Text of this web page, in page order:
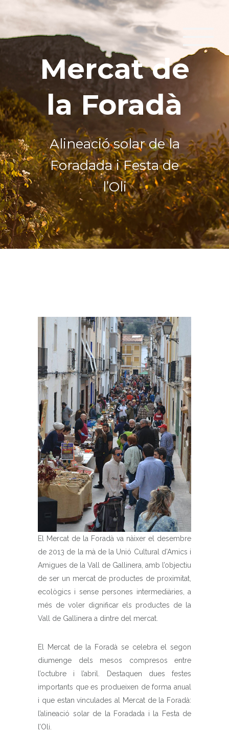
Mercat de
la Foradà
Alineació solar de la
Foradada i Festa de
l’Oli
El Mercat de la Foradà va nàixer el desembre
de 2013 de la mà de la Unió Cultural d’Amics i
Amigues de la Vall de Gallinera, amb l’objectiu
de ser un mercat de productes de proximitat,
ecològics i sense persones intermediàries, a
més de voler dignificar els productes de la
Vall de Gallinera a dintre del mercat.
El Mercat de la Foradà se celebra el segon
diumenge dels mesos compresos entre
l’octubre i l’abril. Destaquen dues festes
importants que es produeixen de forma anual
i que estan vinculades al Mercat de la Foradà:
l’alineació solar de la Foradada i la Festa de
l’Oli.